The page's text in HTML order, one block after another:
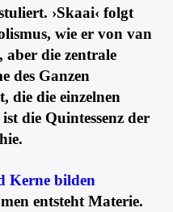
›Skaai‹ folgt
wie er von van
aber die zentrale
des Ganzen
die die einzelnen
die Quintessenz der
Kerne bilden
entsteht Materie.